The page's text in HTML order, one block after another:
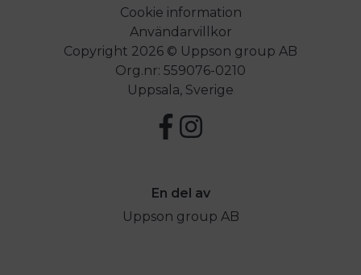
Cookie information
Användarvillkor
Copyright 2026 © Uppson group AB
Org.nr: 559076-0210
Uppsala, Sverige
En del av
Uppson group AB